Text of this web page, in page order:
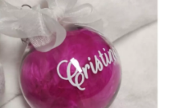
Primera